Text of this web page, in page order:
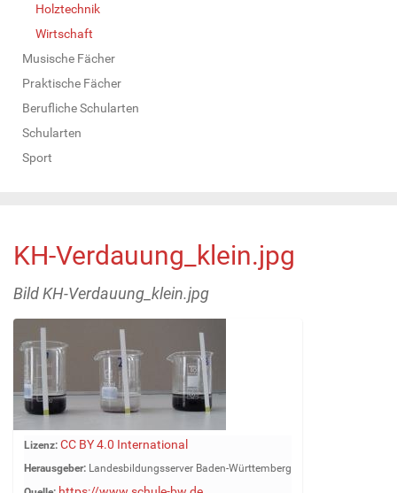
Holztechnik
Wirtschaft
Musische Fächer
Praktische Fächer
Berufliche Schularten
Schularten
Sport
KH-Verdauung_klein.jpg
Bild KH-Verdauung_klein.jpg
Z
e
Lizenz: CC BY 4.0 International
Herausgeber: Landesbildungsserver Baden-Württemberg